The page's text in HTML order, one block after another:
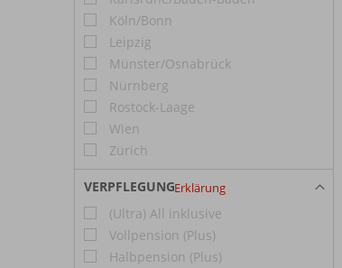
Köln/Bonn
Leipzig
Münster/Osnabrück
Nürnberg
Rostock-Laage
Wien
Zürich
VERPFLEGUNGErklärung
(Ultra) All inklusive
Vollpension (Plus)
Halbpension (Plus)